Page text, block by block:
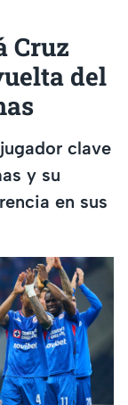
Cruz
del
clave
y su
en sus